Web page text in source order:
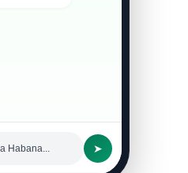
Habana... ➤